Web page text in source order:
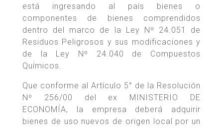
está ingresando al país bienes o
componentes de bienes comprendidos
dentro del marco de la Ley Nº 24.051 de
Residuos Peligrosos y sus modificaciones y
de la Ley Nº 24.040 de Compuestos
Químicos.
Que conforme al Artículo 5° de la Resolución
Nº 256/00 del ex MINISTERIO DE
ECONOMÍA, la empresa deberá adquirir
bienes de uso nuevos de origen local por un